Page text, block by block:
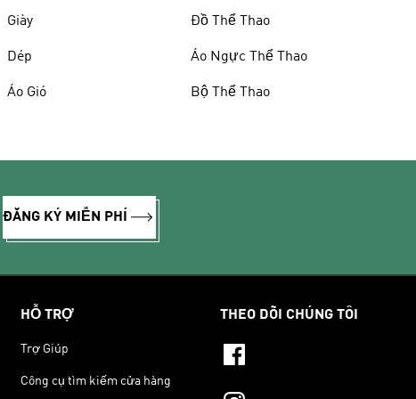
Giày
Dép
Áo Gió
Đồ Thể Thao
Áo Ngực Thể Thao
Bộ Thể Thao
ĐĂNG KÝ MIỄN PHÍ
HỖ TRỢ
Trợ Giúp
Công cụ tìm kiếm cửa hàng
THEO DÕI CHÚNG TÔI